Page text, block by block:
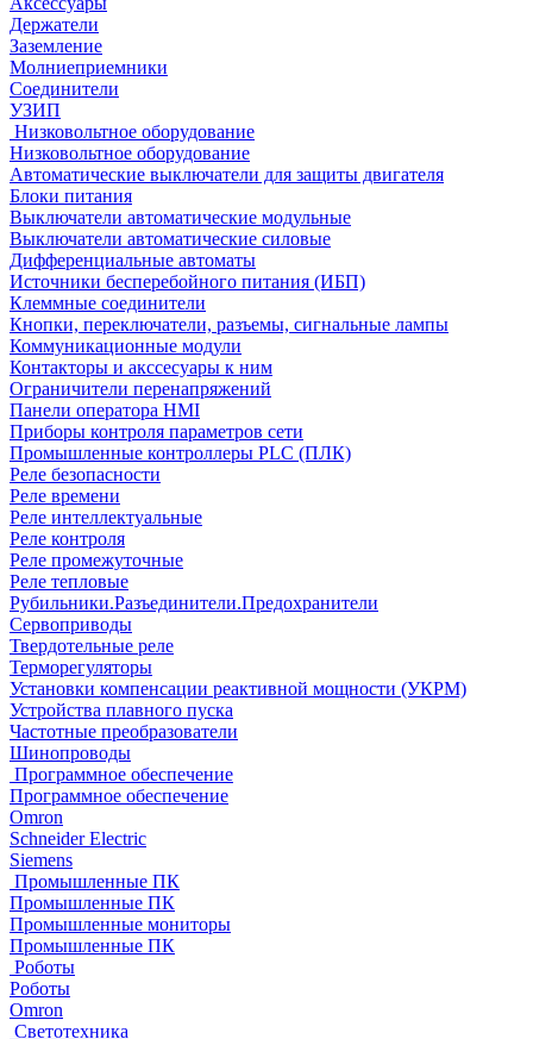
Держатели
Заземление
Молниеприемники
Соединители
УЗИП
Низковольтное оборудование
Низковольтное оборудование
Автоматические выключатели для защиты двигателя
Блоки питания
Выключатели автоматические модульные
Выключатели автоматические силовые
Дифференциальные автоматы
Источники бесперебойного питания (ИБП)
Клеммные соединители
Кнопки, переключатели, разъемы, сигнальные лампы
Коммуникационные модули
Контакторы и акссесуары к ним
Ограничители перенапряжений
Панели оператора HMI
Приборы контроля параметров сети
Промышленные контроллеры PLC (ПЛК)
Реле безопасности
Реле времени
Реле интеллектуальные
Реле контроля
Реле промежуточные
Реле тепловые
Рубильники.Разъединители.Предохранители
Сервоприводы
Твердотельные реле
Терморегуляторы
Установки компенсации реактивной мощности (УКРМ)
Устройства плавного пуска
Частотные преобразователи
Шинопроводы
Программное обеспечение
Программное обеспечение
Omron
Schneider Electric
Siemens
Промышленные ПК
Промышленные ПК
Промышленные мониторы
Промышленные ПК
Роботы
Роботы
Omron
Светотехника